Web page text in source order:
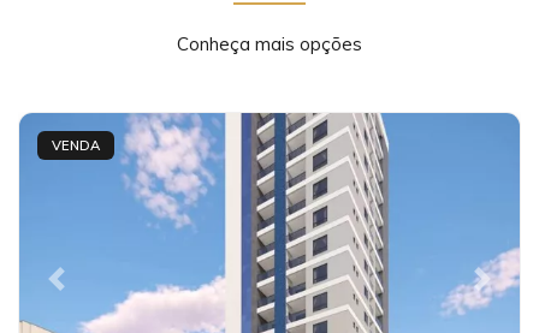
Conheça mais opções
VENDA
Previous Next